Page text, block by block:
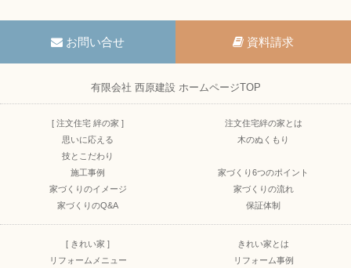
お問い合せ 資料請求
有限会社 西原建設 ホームページTOP
[ 注文住宅 絆の家 ]
注文住宅絆の家とは
思いに応える
木のぬくもり
技とこだわり
施工事例
家づくり6つのポイント
家づくりのイメージ
家づくりの流れ
家づくりのQ&A
保証体制
[ きれい家 ]
きれい家とは
リフォームメニュー
リフォーム事例